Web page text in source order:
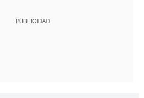
PUBLICIDAD